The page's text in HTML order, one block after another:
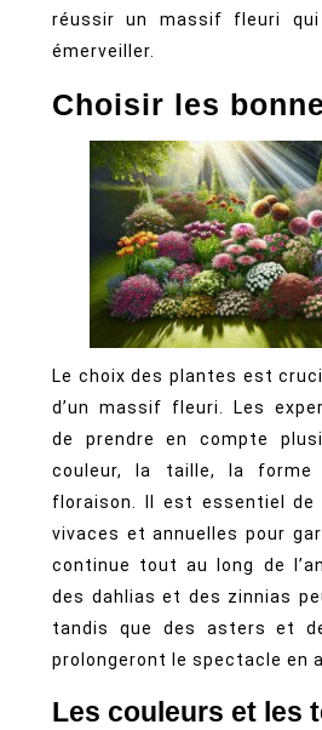
réussir un massif fleuri
émerveiller.
Choisir les
Le choix des plantes est
d’un massif fleuri. Les
de prendre en compte
couleur, la taille, la
floraison. Il est essentiel de
vivaces et annuelles pour
continue tout au long de
des dahlias et des zinnias
tandis que des asters et
prolongeront le spectacle en
Les couleurs et les